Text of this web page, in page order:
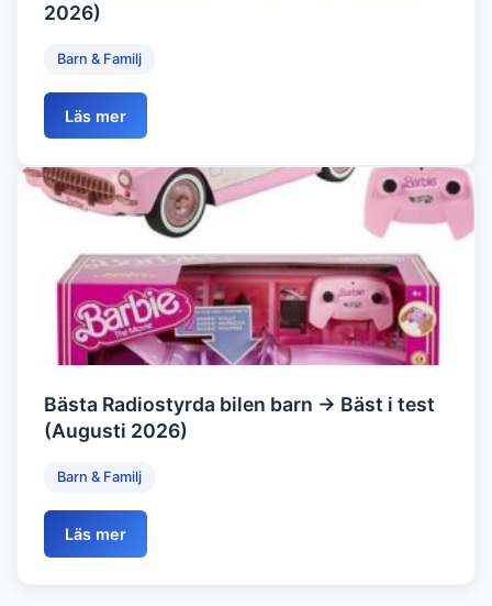
2026)
Barn & Familj
Läs mer
Bästa Radiostyrda bilen barn → Bäst i test
(Augusti 2026)
Barn & Familj
Läs mer